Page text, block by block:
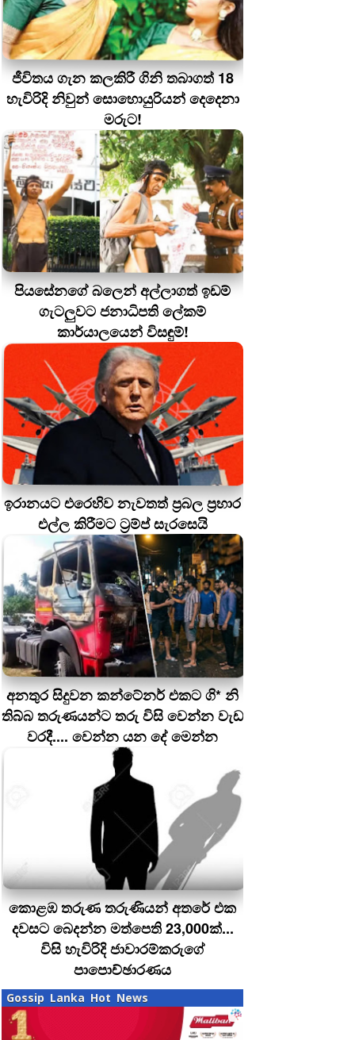
ජීවිතය ගැන කලකිරී ගිනි තබාගත් 18
හැවිරිදි නිවුන් සොහොයුරියන් දෙදෙනා
මරුට!
පියසේනගේ බලෙන් අල්ලාගත් ඉඩම්
ගැටලුවට ජනාධිපති ලේකම්
කාර්යාලයෙන් විසඳුම්!
ඉරානයට එරෙහිව නැවතත් ප්‍රබල ප්‍රහාර
එල්ල කිරීමට ට්‍රම්ප් සැරසෙයි
අනතුර සිදුවන කන්ටේනර් එකට ගි* නි
තිබ්බ තරුණයන්ට තරු විසි වෙන්න වැඩ
වරදී.... වෙන්න යන දේ මෙන්න
කොළඹ තරුණ තරුණියන් අතරේ එක
දවසට බෙදන්න මත්පෙති 23,000ක්...
විසි හැවිරිදි ජාවාරම්කරුගේ
පාපොච්ඡාරණය
Gossip Lanka Hot News